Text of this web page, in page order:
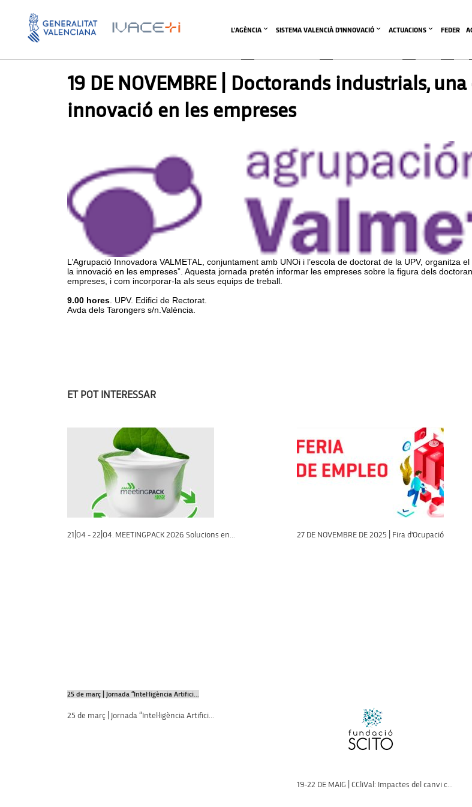
L'AGÈNCIA SISTEMA VALENCIÀ D'INNOVACIÓ ACTUACIONS FEDER
AGENDA SIN CATEGORIZAR
19 DE NOVEMBRE | Doctorands industrials,
innovació en les empreses
L’Agrupació Innovadora VALMETAL, conjuntament amb UNOi i l’escola de doctorat de la UPV,
la innovació en les empreses”. Aquesta jornada pretén informar les empreses sobre la figura dels
empreses, i com incorporar-la als seus equips de treball.
9.00 hores . UPV. Edifici de Rectorat.
Avda dels Tarongers s/n.València.
ET POT INTERESSAR
21|04 - 22|04. MEETINGPACK 2026. Solucions en... 27 DE NOVEMBRE DE 2025 | Fira d'Ocupació
25 de març | Jornada “Intel·ligència Artifici...
25 de març | Jornada “Intel·ligència Artifici...
19-22 DE MAIG | CCliVal: Impactes del canvi c...